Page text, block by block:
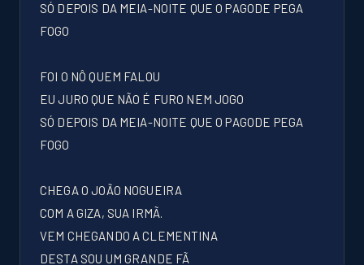
SÓ DEPOIS DA MEIA-NOITE QUE O PAGODE PEGA
FOGO
FOI O NÔ QUEM FALOU
EU JURO QUE NÃO É FURO NEM JOGO
SÓ DEPOIS DA MEIA-NOITE QUE O PAGODE PEGA
FOGO
CHEGA O JOÃO NOGUEIRA
COM A GIZA, SUA IRMÃ.
VEM CHEGANDO A CLEMENTINA
DESTA SOU UM GRANDE FÃ